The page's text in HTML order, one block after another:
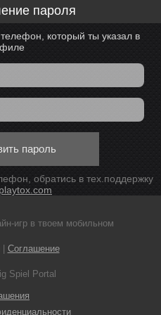
пароля
который ты указал в
пароль
обратись в тех.поддержку
игр в твоем мобильном
| Соглашение
Spiel Portal